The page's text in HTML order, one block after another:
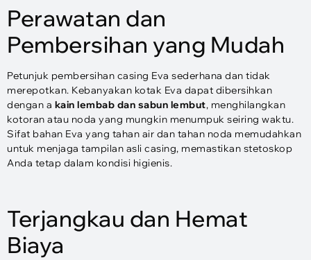
Perawatan dan
Pembersihan yang Mudah
Petunjuk pembersihan casing Eva sederhana dan tidak
merepotkan. Kebanyakan kotak Eva dapat dibersihkan
dengan a kain lembab dan sabun lembut, menghilangkan
kotoran atau noda yang mungkin menumpuk seiring waktu.
Sifat bahan Eva yang tahan air dan tahan noda memudahkan
untuk menjaga tampilan asli casing, memastikan stetoskop
Anda tetap dalam kondisi higienis.
Terjangkau dan Hemat
Biaya